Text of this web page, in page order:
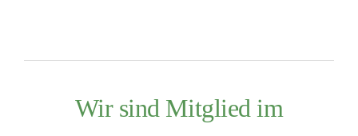
Wir sind Mitglied im